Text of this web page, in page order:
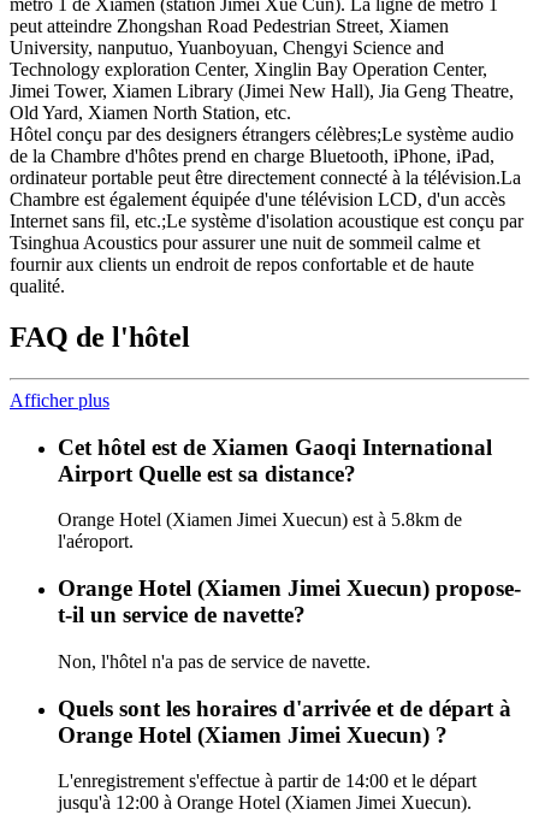
métro 1 de Xiamen (station Jimei Xue Cun). La ligne de métro 1
peut atteindre Zhongshan Road Pedestrian Street, Xiamen
University, nanputuo, Yuanboyuan, Chengyi Science and
Technology exploration Center, Xinglin Bay Operation Center,
Jimei Tower, Xiamen Library (Jimei New Hall), Jia Geng Theatre,
Old Yard, Xiamen North Station, etc.
Hôtel conçu par des designers étrangers célèbres;Le système audio
de la Chambre d'hôtes prend en charge Bluetooth, iPhone, iPad,
ordinateur portable peut être directement connecté à la télévision.La
Chambre est également équipée d'une télévision LCD, d'un accès
Internet sans fil, etc.;Le système d'isolation acoustique est conçu par
Tsinghua Acoustics pour assurer une nuit de sommeil calme et
fournir aux clients un endroit de repos confortable et de haute
qualité.
FAQ de l'hôtel
Afficher plus
Cet hôtel est de Xiamen Gaoqi International
Airport Quelle est sa distance?
Orange Hotel (Xiamen Jimei Xuecun) est à 5.8km de
l'aéroport.
Orange Hotel (Xiamen Jimei Xuecun) propose-
t-il un service de navette?
Non, l'hôtel n'a pas de service de navette.
Quels sont les horaires d'arrivée et de départ à
Orange Hotel (Xiamen Jimei Xuecun) ?
L'enregistrement s'effectue à partir de 14:00 et le départ
jusqu'à 12:00 à Orange Hotel (Xiamen Jimei Xuecun).